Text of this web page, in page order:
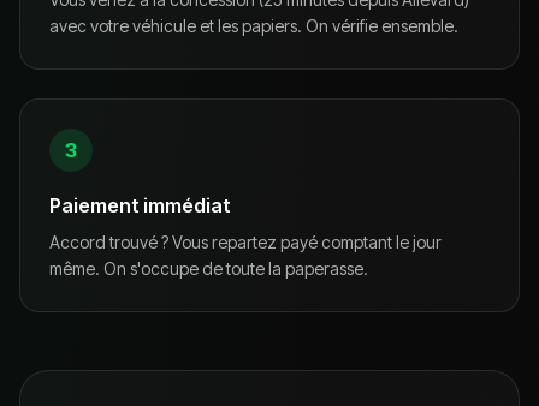
avec votre véhicule et les papiers. On vérifie ensemble.
3
Paiement immédiat
Accord trouvé ? Vous repartez payé comptant le jour
même. On s'occupe de toute la paperasse.